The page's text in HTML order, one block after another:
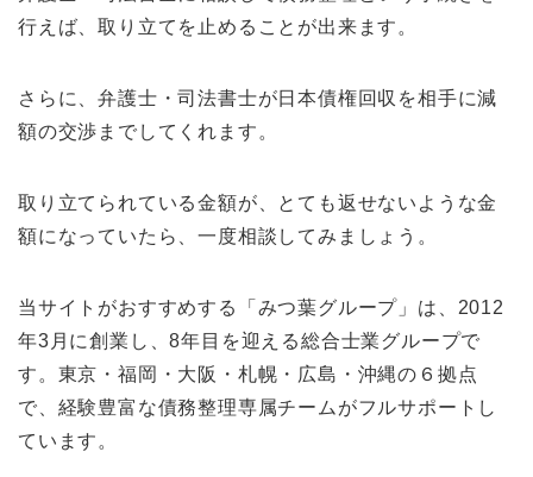
行えば、取り立てを止めることが出来ます。
さらに、弁護士・司法書士が日本債権回収を相手に減
額の交渉までしてくれます。
取り立てられている金額が、とても返せないような金
額になっていたら、一度相談してみましょう。
当サイトがおすすめする「みつ葉グループ」は、2012
年3月に創業し、8年目を迎える総合士業グループで
す。東京・福岡・大阪・札幌・広島・沖縄の６拠点
で、経験豊富な債務整理専属チームがフルサポートし
ています。